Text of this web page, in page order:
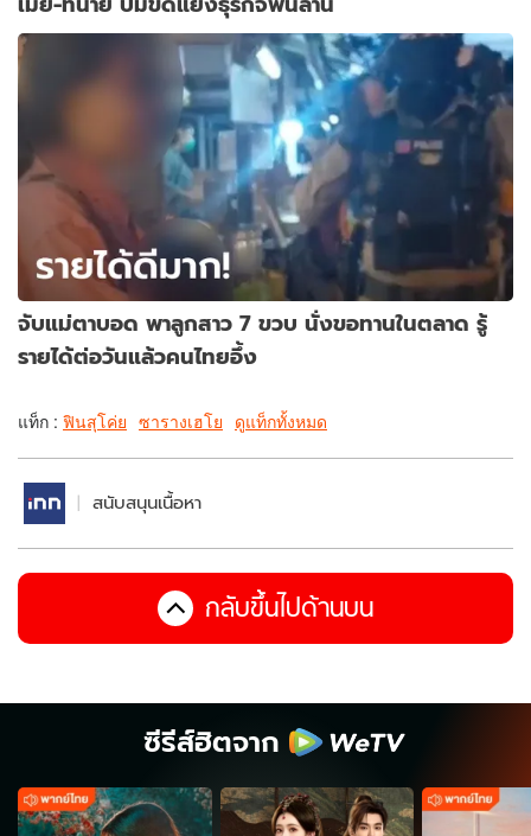
จับแม่ตาบอด พาลูกสาว 7 ขวบ นั่งขอทานในตลาด รู้
รายได้ต่อวันแล้วคนไทยอึ้ง
แท็ก : ฟินสุโค่ย ซารางเฮโย ดูแท็กทั้งหมด
สนับสนุนเนื้อหา
กลับขึ้นไปด้านบน
ซีรีส์ฮิตจาก